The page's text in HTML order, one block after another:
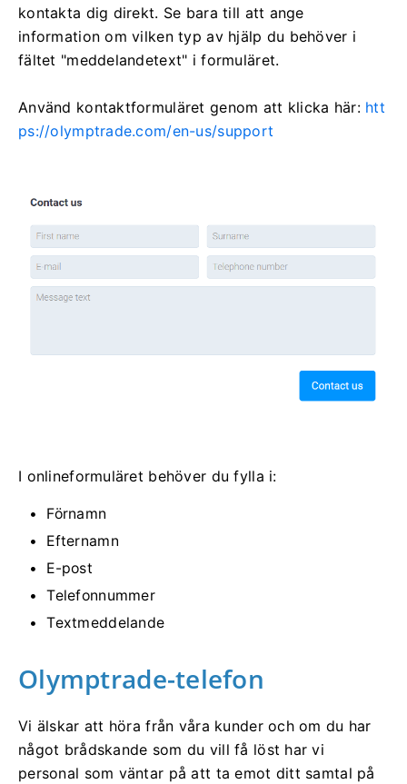
kontakta dig direkt. Se bara till att ange
information om vilken typ av hjälp du behöver i
fältet "meddelandetext" i formuläret.
Använd kontaktformuläret genom att klicka här: htt
ps://olymptrade.com/en-us/support
I onlineformuläret behöver du fylla i:
Förnamn
Efternamn
E-post
Telefonnummer
Textmeddelande
Olymptrade-telefon
Vi älskar att höra från våra kunder och om du har
något brådskande som du vill få löst har vi
personal som väntar på att ta emot ditt samtal på